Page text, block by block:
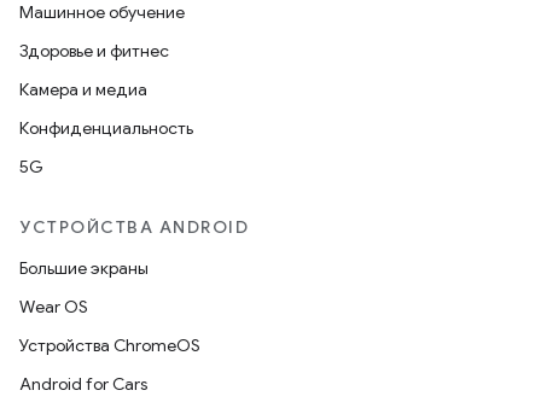
Машинное обучение
Здоровье и фитнес
Камера и медиа
Конфиденциальность
5G
УСТРОЙСТВА ANDROID
Большие экраны
Wear OS
Устройства ChromeOS
Android for Cars